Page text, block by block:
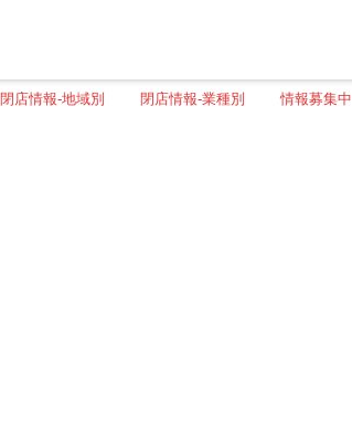
閉店情報-地域別 閉店情報-業種別 情報募集中